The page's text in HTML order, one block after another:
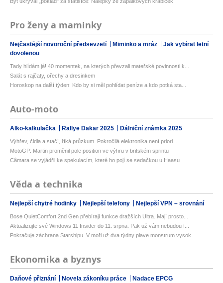
Byt ukrýval „poklad" za statisíce: Nálepky ze zápalkových krabiček
Pro ženy a maminky
Nejčastější novoroční předsevzetí Miminko a mráz
Jak vybírat letní
dovolenou
Tady hlídám já! 40 momentek, na kterých převzali mateřské povinnosti k...
Salát s rajčaty, ořechy a dresinkem
Horoskop na další týden: Kdo by si měl pohlídat peníze a kdo potká sta...
Auto-moto
Alko-kalkulačka Rallye Dakar 2025 Dálniční známka 2025
Výhřev, čidla a stačí, říká průzkum. Pokročilá elektronika není priori...
MotoGP: Martin proměnil pole position ve výhru v britském sprintu
Câmara se vyjádřil ke spekulacím, které ho pojí se sedačkou u Haasu
Věda a technika
Nejlepší chytré hodinky Nejlepší telefony Nejlepší VPN – srovnání
Bose QuietComfort 2nd Gen přebírají funkce dražších Ultra. Mají prosto...
Aktualizujte své Windows 11 Insider do 11. srpna. Pak už vám nebudou f...
Pokračuje záchrana Starshipu. V moři už dva týdny plave monstrum vysok...
Ekonomika a byznys
Daňové přiznání Novela zákoníku práce Nadace EPCG